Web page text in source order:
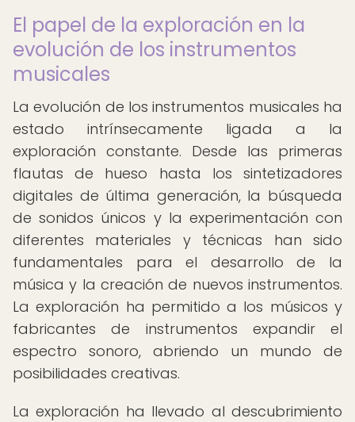
El papel de la exploración en la
evolución de los instrumentos
musicales
La evolución de los instrumentos musicales ha
estado intrínsecamente ligada a la
exploración constante. Desde las primeras
flautas de hueso hasta los sintetizadores
digitales de última generación, la búsqueda
de sonidos únicos y la experimentación con
diferentes materiales y técnicas han sido
fundamentales para el desarrollo de la
música y la creación de nuevos instrumentos.
La exploración ha permitido a los músicos y
fabricantes de instrumentos expandir el
espectro sonoro, abriendo un mundo de
posibilidades creativas.
La exploración ha llevado al descubrimiento